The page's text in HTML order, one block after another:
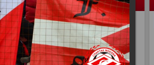
vs Спартак 2:1
разделе.